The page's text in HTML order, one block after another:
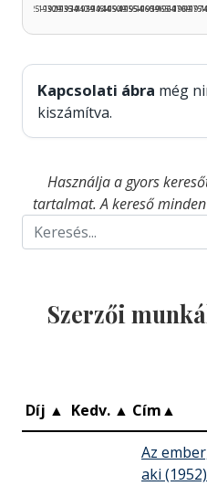
1925–1929
1930–1934
1935–1939
1940–1944
1945–1949
1950–1954
1955–1959
1960–1964
1965–1969
Kapcsolati ábra még
kiszámítva.
Használja a gyors
tartalmat. A kereső
Szerzői
Díj ▲ Kedv. ▲ Cím▲
Az
aki (1952)